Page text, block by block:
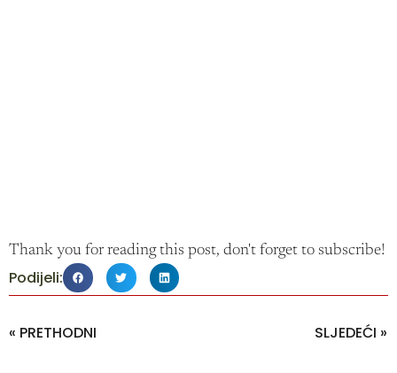
Thank you for reading this post, don't forget to subscribe!
Podijeli:
« PRETHODNI SLJEDEĆI »